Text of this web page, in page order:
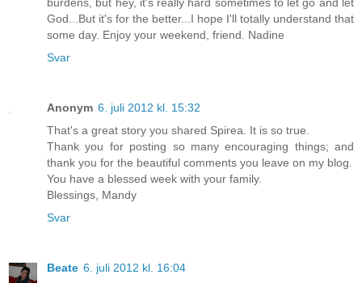
burdens, but hey, it's really hard sometimes to let go and let
God...But it's for the better...I hope I'll totally understand that
some day. Enjoy your weekend, friend. Nadine
Svar
Anonym 6. juli 2012 kl. 15:32
That's a great story you shared Spirea. It is so true.
Thank you for posting so many encouraging things; and
thank you for the beautiful comments you leave on my blog.
You have a blessed week with your family.
Blessings, Mandy
Svar
Beate 6. juli 2012 kl. 16:04